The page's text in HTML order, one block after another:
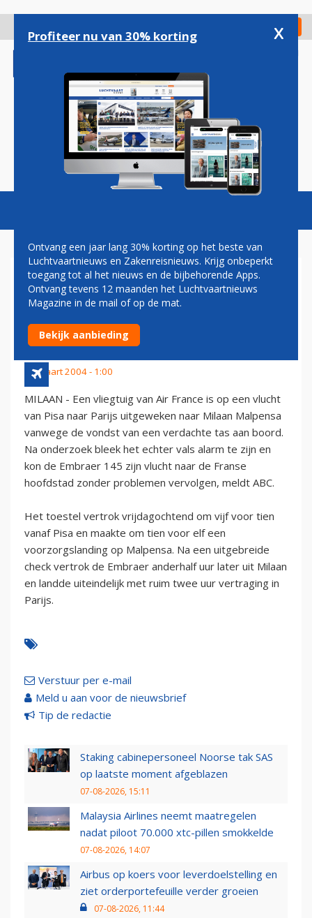
gaan
Check in
Magazine Podcasts Vacatures
AIR FRANCE-VLUCHT WIJKT
UIT VANWEGE VERDACHTE
TAS
26 maart 2004 - 1:00
MILAAN - Een vliegtuig van Air France is op een vlucht
van Pisa naar Parijs uitgeweken naar Milaan Malpensa
vanwege de vondst van een verdachte tas aan boord.
Na onderzoek bleek het echter vals alarm te zijn en
kon de Embraer 145 zijn vlucht naar de Franse
hoofdstad zonder problemen vervolgen, meldt ABC.
Het toestel vertrok vrijdagochtend om vijf voor tien
vanaf Pisa en maakte om tien voor elf een
voorzorgslanding op Malpensa. Na een uitgebreide
check vertrok de Embraer anderhalf uur later uit Milaan
en landde uiteindelijk met ruim twee uur vertraging in
Parijs.
Verstuur per e-mail
Meld u aan voor de nieuwsbrief
Tip de redactie
Staking cabinepersoneel Noorse tak SAS
op laatste moment afgeblazen
07-08-2026, 15:11
Malaysia Airlines neemt maatregelen
nadat piloot 70.000 xtc-pillen smokkelde
07-08-2026, 14:07
Airbus op koers voor leverdoelstelling en
ziet orderportefeuille verder groeien
07-08-2026, 11:44
Profiteer nu van 30% korting x
Ontvang een jaar lang 30% korting op het beste van
Luchtvaartnieuws en Zakenreisnieuws. Krijg onbeperkt
toegang tot al het nieuws en de bijbehorende Apps.
Ontvang tevens 12 maanden het Luchtvaartnieuws
Magazine in de mail of op de mat.
Bekijk aanbieding